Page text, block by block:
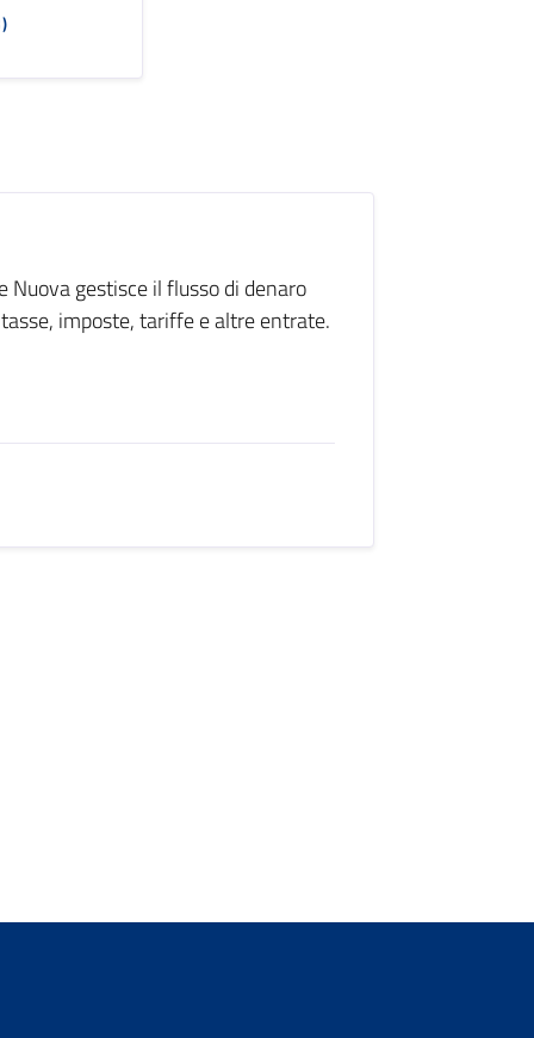
gestisce il flusso di denaro
imposte, tariffe e altre entrate.